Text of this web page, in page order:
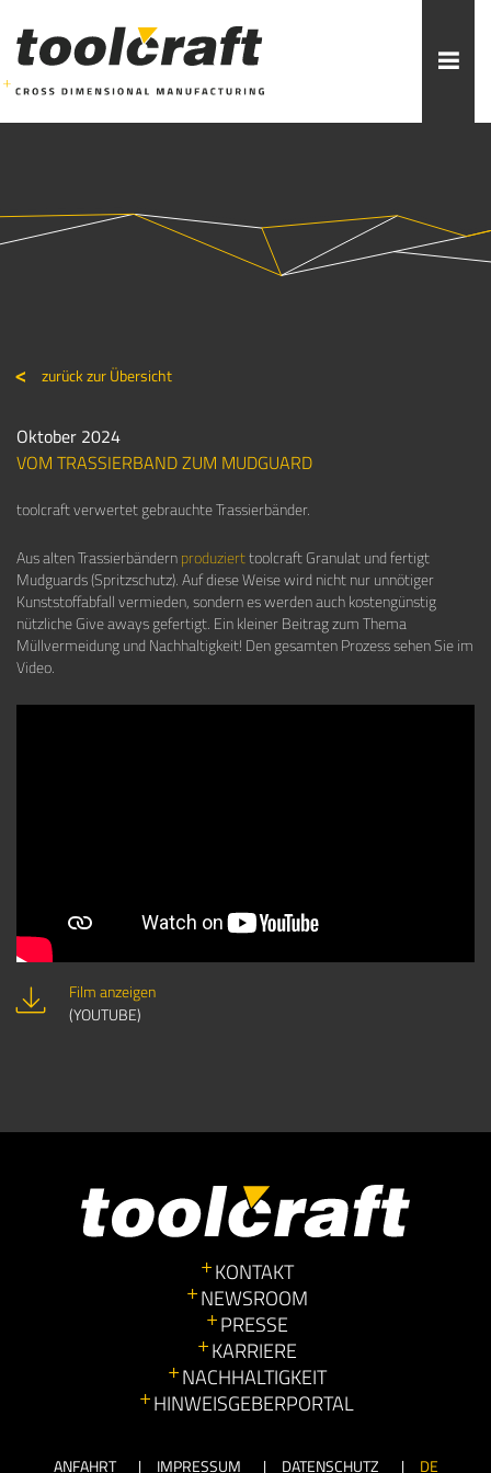
zurück zur Übersicht
Oktober 2024
VOM TRASSIERBAND ZUM MUDGUARD
toolcraft verwertet gebrauchte Trassierbänder.
Aus alten Trassierbändernproduzierttoolcraft Granulat und fertigt
Mudguards (Spritzschutz). Auf diese Weise wird nicht nur unnötiger
Kunststoffabfall vermieden, sondern es werden auch kostengünstig
nützliche Give aways gefertigt. Ein kleiner Beitrag zum Thema
Müllvermeidung und Nachhaltigkeit! Den gesamten Prozess sehen Sie im
Video.
Film anzeigen
(YOUTUBE)
KONTAKT
NEWSROOM
PRESSE
KARRIERE
NACHHALTIGKEIT
HINWEISGEBERPORTAL
ANFAHRT IMPRESSUM DATENSCHUTZ DE
ADDITIVE FERTIGUNG ROBOTIK ZERSPANUNG
STELLENANGEBOTE